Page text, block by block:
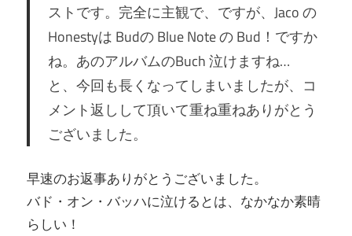
ストです。完全に主観で、ですが、Jaco の
Honestyは Budの Blue Note の Bud！ですか
ね。あのアルバムのBuch 泣けますね…
と、今回も長くなってしまいましたが、コ
メント返しして頂いて重ね重ねありがとう
ございました。
早速のお返事ありがとうございました。
バド・オン・バッハに泣けるとは、なかなか素晴
らしい！